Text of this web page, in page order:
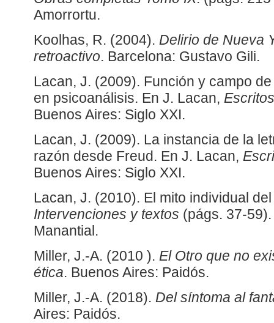
Amorrortu.
Koolhas, R. (2004). Delirio de Nueva
retroactivo. Barcelona: Gustavo Gili.
Lacan, J. (2009). Función y campo
en psicoanálisis. En J. Lacan,
Buenos Aires: Siglo XXI.
Lacan, J. (2009). La instancia de la
razón desde Freud. En J. Lacan,
Buenos Aires: Siglo XXI.
Lacan, J. (2010). El mito individual
Intervenciones y textos (págs. 37-
Manantial.
Miller, J.-A. (2010 ). El Otro que no
ética. Buenos Aires: Paidós.
Miller, J.-A. (2018). Del síntoma al
Aires: Paidós.